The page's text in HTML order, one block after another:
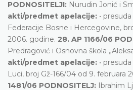
PODNOSITELJI: Nurudin Jonić i
akti/predmet apelacije: •
Federacije Bosne i Hercegovine,
2006. godine. 28. AP 1166/06
Predragović i Osnovna škola
akti/predmet apelacije: •
Luci, broj Gž-166/04 od 9. februara
1481/06 PODNOSITELJ: Ibrahim